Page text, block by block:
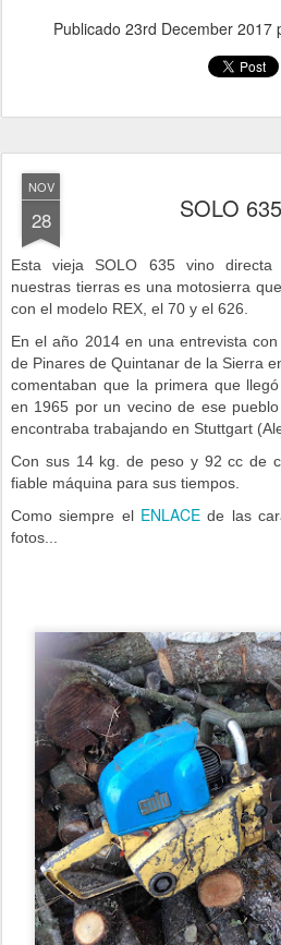
Publicado 23rd December 2017
NOV
28 SOLO
Esta vieja SOLO 635 vino
nuestras tierras es una motosierra
con el modelo REX, el 70 y el 626.
En el año 2014 en una entrevista
de Pinares de Quintanar de la Sierra
comentaban que la primera que
en 1965 por un vecino de ese
encontraba trabajando en Stuttgart
Con sus 14 kg. de peso y 92 cc de
fiable máquina para sus tiempos.
Como siempre el ENLACE de las
fotos...